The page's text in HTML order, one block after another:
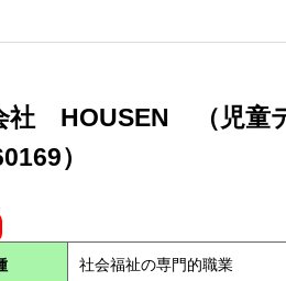
社 HOUSEN （児童
）
社会福祉の専門的職業